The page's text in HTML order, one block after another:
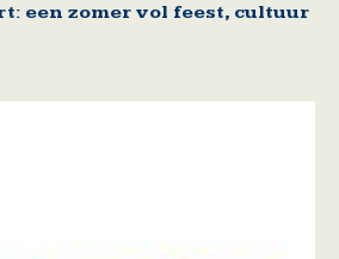
een zomer vol feest, cultuur